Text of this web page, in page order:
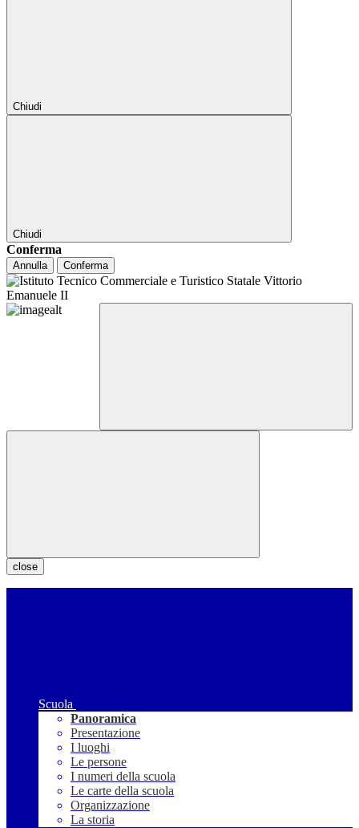
Chiudi
Chiudi
Conferma
Annulla Conferma
close
Scuola
Panoramica
Presentazione
I luoghi
Le persone
I numeri della scuola
Le carte della scuola
Organizzazione
La storia